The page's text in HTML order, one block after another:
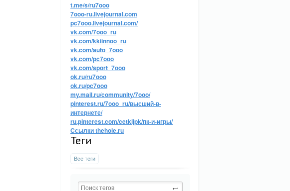
t.me/s/ru7ooo
7ooo-ru.livejournal.com
pc7ooo.livejournal.com/
vk.com/7ooo_ru
vk.com/kkiinnoo_ru
vk.com/auto_7ooo
vk.com/pc7ooo
vk.com/sport_7ooo
ok.ru/ru7ooo
ok.ru/pc7ooo
my.mail.ru/community/7ooo/
pinterest.ru/7ooo_ru/высший-в-
интернете/
ru.pinterest.com/cetkijpk/пк-и-игры/
Ссылки thehole.ru
Теги
Все теги